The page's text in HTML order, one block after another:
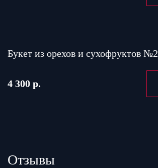
Букет из орехов и сухофруктов №2
4 300 р.
Отзывы